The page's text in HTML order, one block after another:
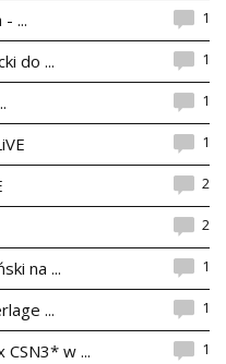
... 1
do ... 1
1
1
2
2
na ... 1
... 1
w ... 1